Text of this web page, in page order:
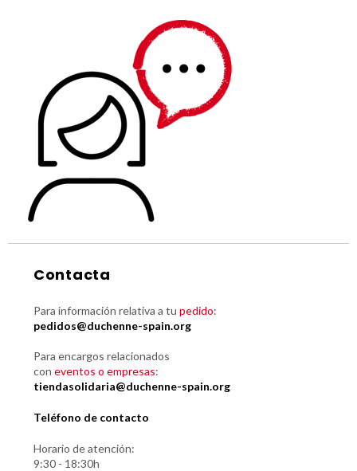
Contacta
Para información relativa a tu pedido:
pedidos@duchenne-spain.org
Para encargos relacionados
con eventos o empresas:
tiendasolidaria@duchenne-spain.org
Teléfono de contacto
Horario de atención:
9:30 - 18:30h